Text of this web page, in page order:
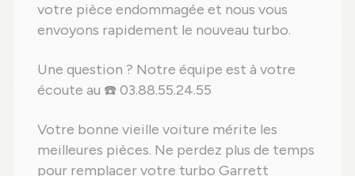
votre pièce endommagée et nous vous
envoyons rapidement le nouveau turbo.
Une question ? Notre équipe est à votre
écoute au ☎️ 03.88.55.24.55
Votre bonne vieille voiture mérite les
meilleures pièces. Ne perdez plus de temps
pour remplacer votre turbo Garrett